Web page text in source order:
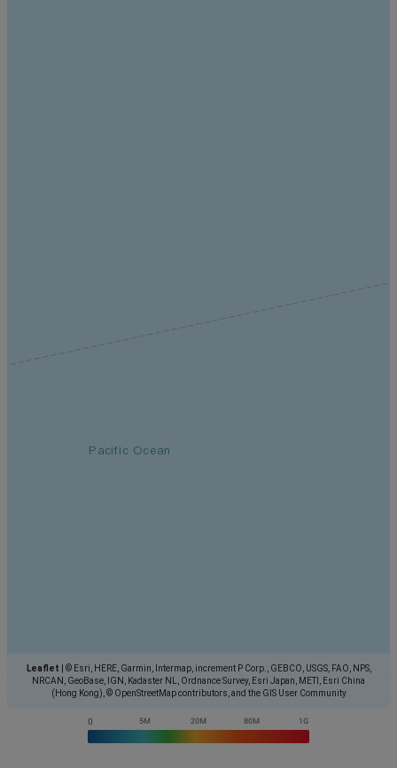
Leaflet
© Esri, HERE, Garmin, Intermap, increment P Corp., GEBCO, USGS, FAO, NPS,
NRCAN, GeoBase, IGN, Kadaster NL, Ordnance Survey, Esri Japan, METI, Esri China
(Hong Kong), © OpenStreetMap contributors, and the GIS User Community